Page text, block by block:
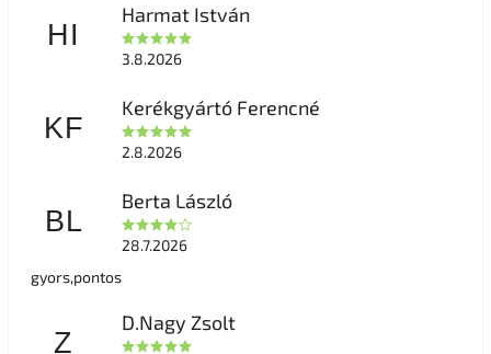
HI
Harmat István
3.8.2026
KF
Kerékgyártó Ferencné
2.8.2026
BL
Berta László
28.7.2026
gyors,pontos
Z
D.Nagy Zsolt